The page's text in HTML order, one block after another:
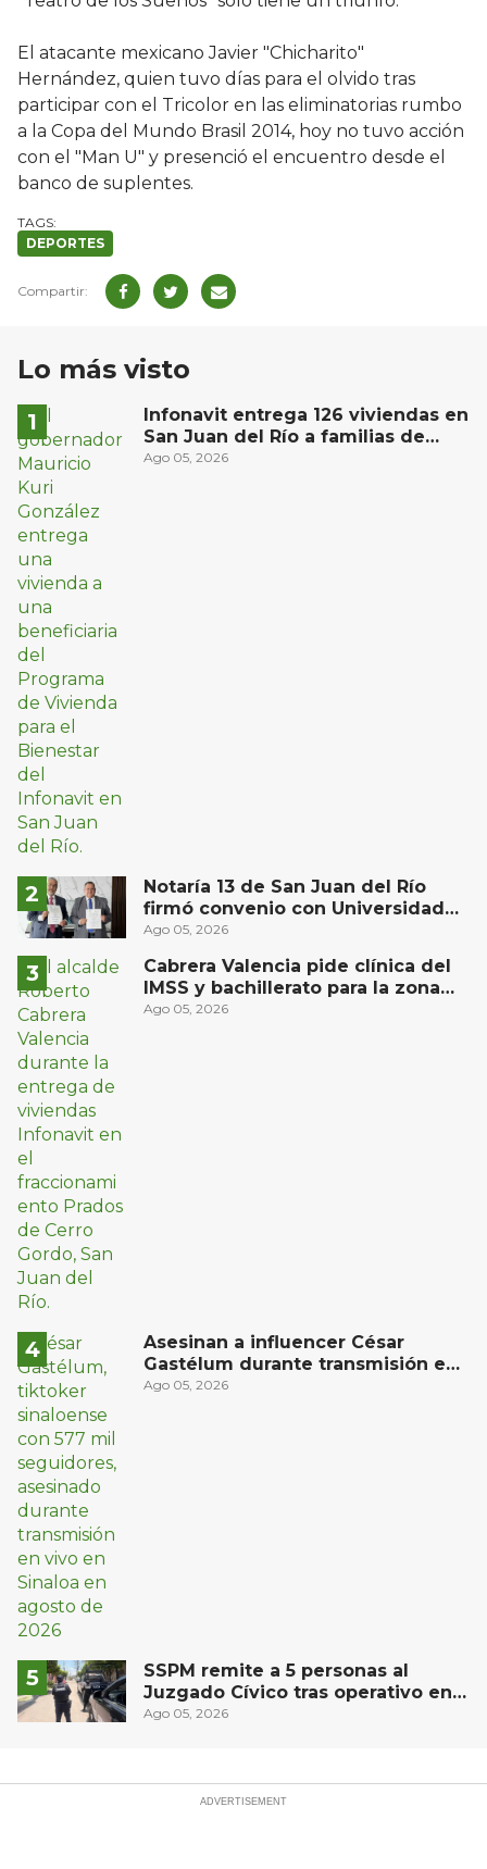
El atacante mexicano Javier "Chicharito"
Hernández, quien tuvo días para el olvido tras
participar con el Tricolor en las eliminatorias rumbo
a la Copa del Mundo Brasil 2014, hoy no tuvo acción
con el "Man U" y presenció el encuentro desde el
banco de suplentes.
DEPORTES
Lo más visto
Infonavit entrega 126 viviendas en
San Juan del Río a familias de
bajos ingresos
Ago 05, 2026
Notaría 13 de San Juan del Río
firmó convenio con Universidad
Privada del Bajío para recibir
Ago 05, 2026
Cabrera Valencia pide clínica del
IMSS y bachillerato para la zona
oriente de San Juan del Río
Ago 05, 2026
Asesinan a influencer César
Gastélum durante transmisión en
vivo en Sinaloa
Ago 05, 2026
SSPM remite a 5 personas al
Juzgado Cívico tras operativo en
San Juan del Río
Ago 05, 2026